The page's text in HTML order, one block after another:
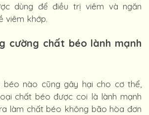
dùng để điều trị viêm và ngăn
viêm khớp.
cường chất béo lành mạnh
béo nào cũng gây hại cho cơ thể,
chất béo được coi là lành mạnh
làm chất béo không bão hòa đơn